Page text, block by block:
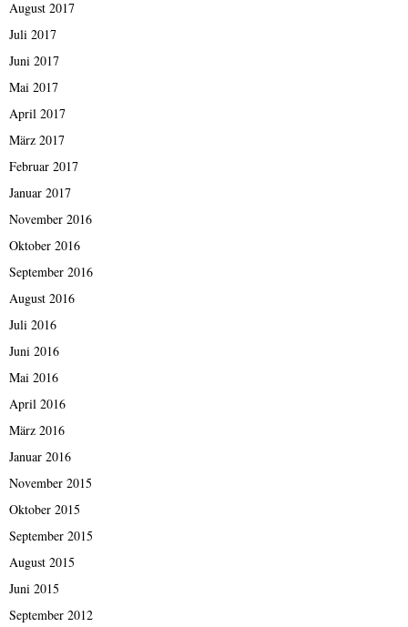
August 2017
Juli 2017
Juni 2017
Mai 2017
April 2017
März 2017
Februar 2017
Januar 2017
November 2016
Oktober 2016
September 2016
August 2016
Juli 2016
Juni 2016
Mai 2016
April 2016
März 2016
Januar 2016
November 2015
Oktober 2015
September 2015
August 2015
Juni 2015
September 2012